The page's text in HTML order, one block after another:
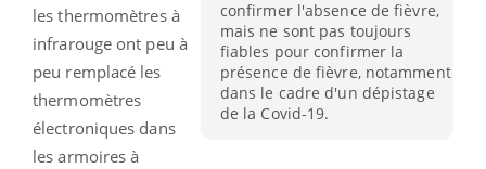
confirmer l'absence de fièvre,
mais ne sont pas toujours
fiables pour confirmer la
présence de fièvre, notamment
dans le cadre d'un dépistage
de la Covid-19.
les thermomètres à
infrarouge ont peu à
peu remplacé les
thermomètres
électroniques dans
les armoires à